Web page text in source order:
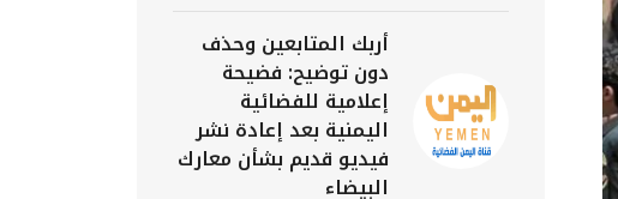
أربك المتابعين وحذف
دون توضيح: فضيحة
إعلامية للفضائية
اليمنية بعد إعادة نشر
فيديو قديم بشأن معارك
البيضاء